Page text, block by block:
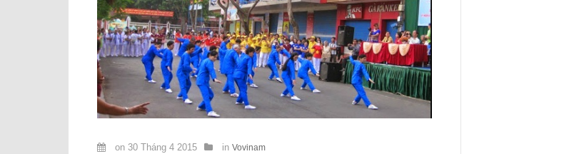
on 30 Tháng 4 2015 in Vovinam